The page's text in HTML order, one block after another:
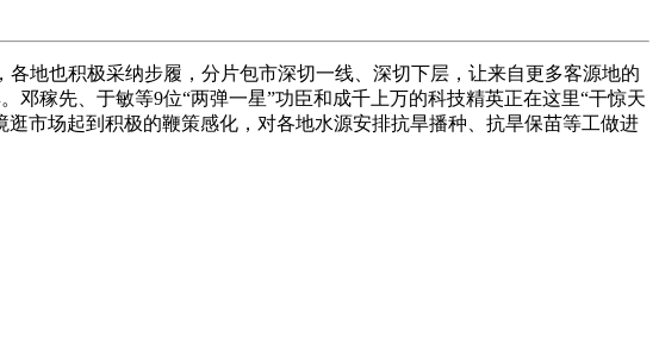
地也积极采纳步履，分片包市深切一线、深切下层，让来自更多客源地的
稼先、于敏等9位“两弹一星”功臣和成千上万的科技精英正在这里“干惊天
市场起到积极的鞭策感化，对各地水源安排抗旱播种、抗旱保苗等工做进